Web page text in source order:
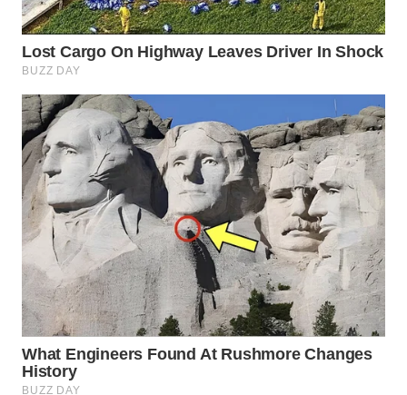
WN
PRIANGAN
TIMUR
WN
SEMARANG
WN
SOLO
WN
BOROBUDUR
WN
MADURA
WN
SURABAYA